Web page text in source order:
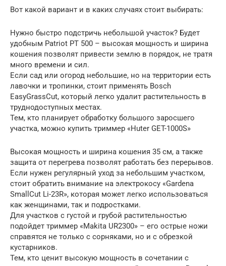
Вот какой вариант и в каких случаях стоит выбирать:
Нужно быстро подстричь небольшой участок? Будет
удобным Patriot PT 500 – высокая мощность и ширина
кошения позволят привести землю в порядок, не тратя
много времени и сил.
Если сад или огород небольшие, но на территории есть
лавочки и тропинки, стоит применять Bosch
EasyGrassCut, который легко удалит растительность в
труднодоступных местах.
Тем, кто планирует обработку большого заросшего
участка, можно купить триммер «Huter GET-1000S»
Высокая мощность и ширина кошения 35 см, а также
защита от перегрева позволят работать без перерывов.
Если нужен регулярный уход за небольшим участком,
стоит обратить внимание на электрокосу «Gardena
SmallCut Li-23R», которая может легко использоваться
как женщинами, так и подростками.
Для участков с густой и грубой растительностью
подойдет триммер «Makita UR2300» – его острые ножи
справятся не только с сорняками, но и с обрезкой
кустарников.
Тем, кто ценит высокую мощность в сочетании с